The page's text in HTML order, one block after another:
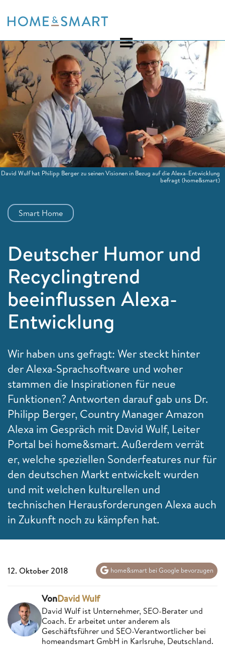
to
Smart Home
Deutscher Humor und
Recyclingtrend
beeinflussen Alexa-
Entwicklung
Wir haben uns gefragt: Wer steckt hinter
der Alexa-Sprachsoftware und woher
stammen die Inspirationen für neue
Funktionen? Antworten darauf gab uns Dr.
Philipp Berger, Country Manager Amazon
Alexa im Gespräch mit David Wulf, Leiter
Portal bei home&smart. Außerdem verrät
er, welche speziellen Sonderfeatures nur für
den deutschen Markt entwickelt wurden
und mit welchen kulturellen und
technischen Herausforderungen Alexa auch
in Zukunft noch zu kämpfen hat.
David Wulf hat Philipp Berger zu seinen Visionen in Bezug auf die Alexa-Entwicklung
befragt (home&smart)
12. Oktober 2018 home&smart bei Google bevorzugen
VonDavid Wulf
David Wulf ist Unternehmer, SEO-Berater und
Coach. Er arbeitet unter anderem als
Geschäftsführer und SEO-Verantwortlicher bei
homeandsmart GmbH in Karlsruhe, Deutschland.